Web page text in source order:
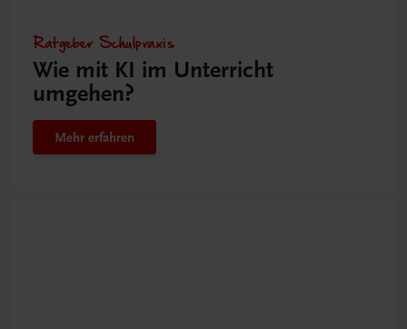
Ratgeber Schulpraxis
Wie mit KI im Unterricht
umgehen?
Mehr erfahren